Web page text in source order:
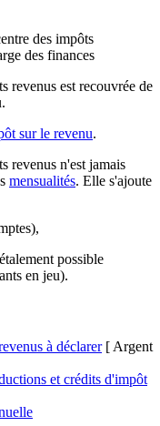
des impôts
des finances
revenus est recouvrée de
sur le revenu.
revenus n'est jamais
mensualités. Elle s'ajoute
possible
en jeu).
à déclarer[ Argent
et crédits d'impôt